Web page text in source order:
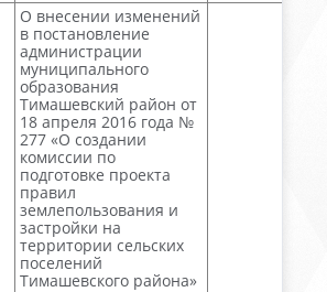
О внесении изменений
в постановление
администрации
муниципального
образования
Тимашевский район от
18 апреля 2016 года №
277 «О создании
комиссии по
подготовке проекта
правил
землепользования и
застройки на
территории сельских
поселений
Тимашевского района»